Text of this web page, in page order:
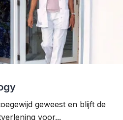
geweest en blijft de
voor...